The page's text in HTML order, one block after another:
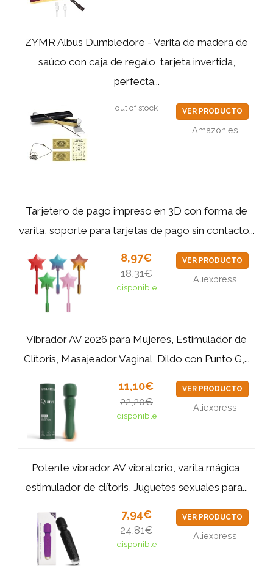
ZYMR Albus Dumbledore - Varita de madera de
saúco con caja de regalo, tarjeta invertida,
perfecta...
out of stock VER PRODUCTO
Amazon.es
Tarjetero de pago impreso en 3D con forma de
varita, soporte para tarjetas de pago sin contacto...
8,97€
18,31€
disponible
VER PRODUCTO
Aliexpress
Vibrador AV 2026 para Mujeres, Estimulador de
Clítoris, Masajeador Vaginal, Dildo con Punto G,...
11,10€
22,20€
disponible
VER PRODUCTO
Aliexpress
Potente vibrador AV vibratorio, varita mágica,
estimulador de clítoris, Juguetes sexuales para...
7,94€
24,81€
disponible
VER PRODUCTO
Aliexpress